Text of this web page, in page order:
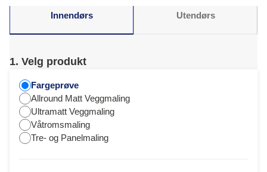
Innendørs Utendørs
1. Velg produkt
Fargeprøve
Allround Matt Veggmaling
Ultramatt Veggmaling
Våtromsmaling
Tre- og Panelmaling